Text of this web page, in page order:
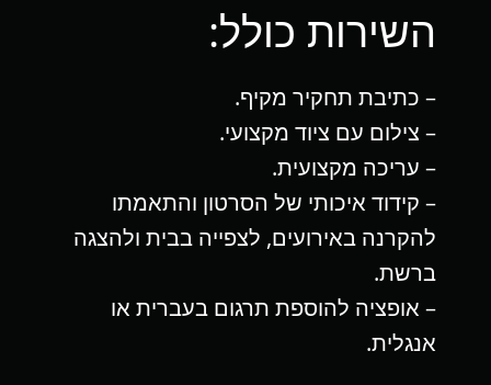
השירות כולל:
– כתיבת תחקיר מקיף.
– צילום עם ציוד מקצועי.
– עריכה מקצועית.
– קידוד איכותי של הסרטון והתאמתו
להקרנה באירועים, לצפייה בבית ולהצגה
ברשת.
– אופציה להוספת תרגום בעברית או
אנגלית.